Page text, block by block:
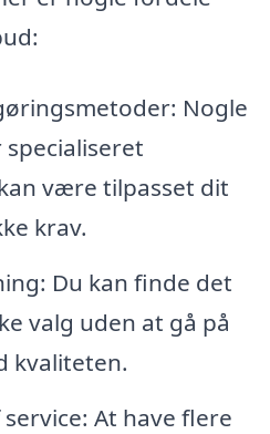
Nogle
være tilpasset dit
krav.
Du kan finde det
valg uden at gå på
kvaliteten.
At have flere